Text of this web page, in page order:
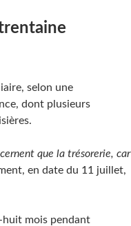
selon une
dont plusieurs
que la trésorerie, car
en date du 11 juillet,
huit mois pendant